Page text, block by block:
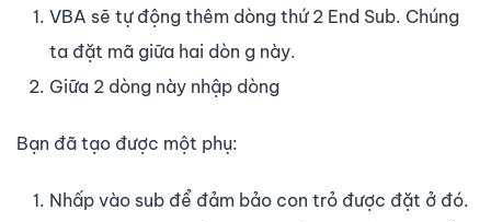
VBA sẽ tự động thêm dòng thứ 2 End Sub. Chúng
ta đặt mã giữa hai dòn g này.
Giữa 2 dòng này nhập dòng
Bạn đã tạo được một phụ:
Nhấp vào sub để đảm bảo con trỏ được đặt ở đó.